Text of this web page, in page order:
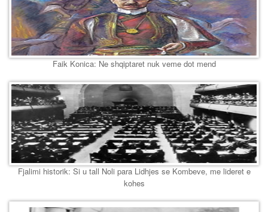
Faik Konica: Ne shqiptaret nuk veme dot mend
Fjalimi historik: Si u tall Noli para Lidhjes se Kombeve, me lideret e
kohes